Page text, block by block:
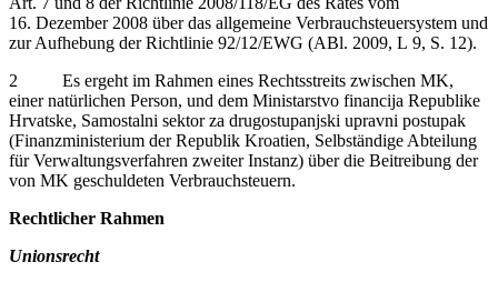
16. Dezember 2008 über das allgemeine Verbrauchsteuersystem und
zur Aufhebung der Richtlinie 92/12/EWG (ABl. 2009, L 9, S. 12).
2 Es ergeht im Rahmen eines Rechtsstreits zwischen MK,
einer natürlichen Person, und dem Ministarstvo financija Republike
Hrvatske, Samostalni sektor za drugostupanjski upravni postupak
(Finanzministerium der Republik Kroatien, Selbständige Abteilung
für Verwaltungsverfahren zweiter Instanz) über die Beitreibung der
von MK geschuldeten Verbrauchsteuern.
Rechtlicher Rahmen
Unionsrecht